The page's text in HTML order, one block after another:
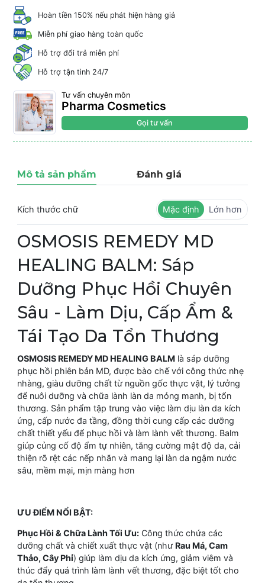
Hoàn tiền 150% nếu phát hiện hàng giả
Miễn phí giao hàng toàn quốc
Hỗ trợ đổi trả miễn phí
Hỗ trợ tận tình 24/7
Tư vấn chuyên môn
Pharma Cosmetics
Gọi tư vấn
Mô tả sản phẩm Đánh giá
Kích thước chữ Mặc định Lớn hơn
OSMOSIS REMEDY MD
HEALING BALM: Sáp
Dưỡng Phục Hồi Chuyên
Sâu - Làm Dịu, Cấp Ẩm &
Tái Tạo Da Tổn Thương
OSMOSIS REMEDY MD HEALING BALM là sáp dưỡng
phục hồi phiên bản MD, được bào chế với công thức nhẹ
nhàng, giàu dưỡng chất từ nguồn gốc thực vật, lý tưởng
để nuôi dưỡng và chữa lành làn da mỏng manh, bị tổn
thương. Sản phẩm tập trung vào việc làm dịu làn da kích
ứng, cấp nước đa tầng, đồng thời cung cấp các dưỡng
chất thiết yếu để phục hồi và làm lành vết thương. Balm
giúp củng cố độ ẩm tự nhiên, tăng cường mật độ da, cải
thiện rõ rệt các nếp nhăn và mang lại làn da ngậm nước
sâu, mềm mại, mịn màng hơn
ƯU ĐIỂM NỔI BẬT:
Phục Hồi & Chữa Lành Tối Ưu: Công thức chứa các
dưỡng chất và chiết xuất thực vật (như Rau Má, Cam
Thảo, Cây Phỉ) giúp làm dịu da kích ứng, giảm viêm và
thúc đẩy quá trình làm lành vết thương, đặc biệt tốt cho